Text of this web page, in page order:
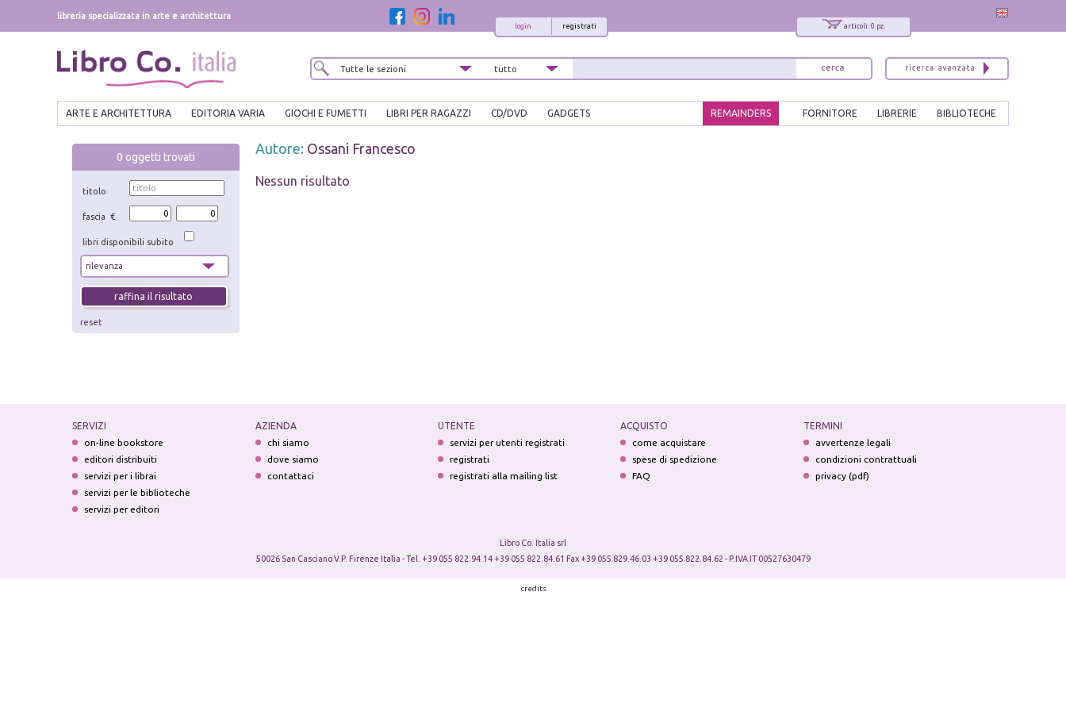
libreria specializzata in arte e architettura
articoli: 0 pz.
registrati
login
ARTE E ARCHITETTURA EDITORIA VARIA GIOCHI E FUMETTI LIBRI PER RAGAZZI CD/DVD GADGETS BIBLIOTECHE
LIBRERIE
FORNITORE
REMAINDERS
0 oggetti trovati
titolo
fascia €
libri disponibili subito
reset
Autore: Ossani Francesco
Nessun risultato
SERVIZI
on-line bookstore
editori distribuiti
servizi per i librai
servizi per le biblioteche
servizi per editori
AZIENDA
chi siamo
dove siamo
contattaci
UTENTE
servizi per utenti registrati
registrati
registrati alla mailing list
ACQUISTO
come acquistare
spese di spedizione
FAQ
TERMINI
avvertenze legali
condizioni contrattuali
privacy (pdf)
Libro Co. Italia srl
50026 San Casciano V.P. Firenze Italia - Tel. +39 055 822.94.14 +39 055 822.84.61 Fax +39 055 829.46.03 +39 055 822.84.62 - P.IVA IT 00527630479
credits